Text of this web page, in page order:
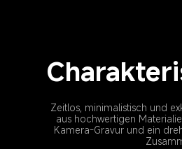
Zeitlos, minimalistisch und
aus hochwertigen
Kamera-Gravur und ein